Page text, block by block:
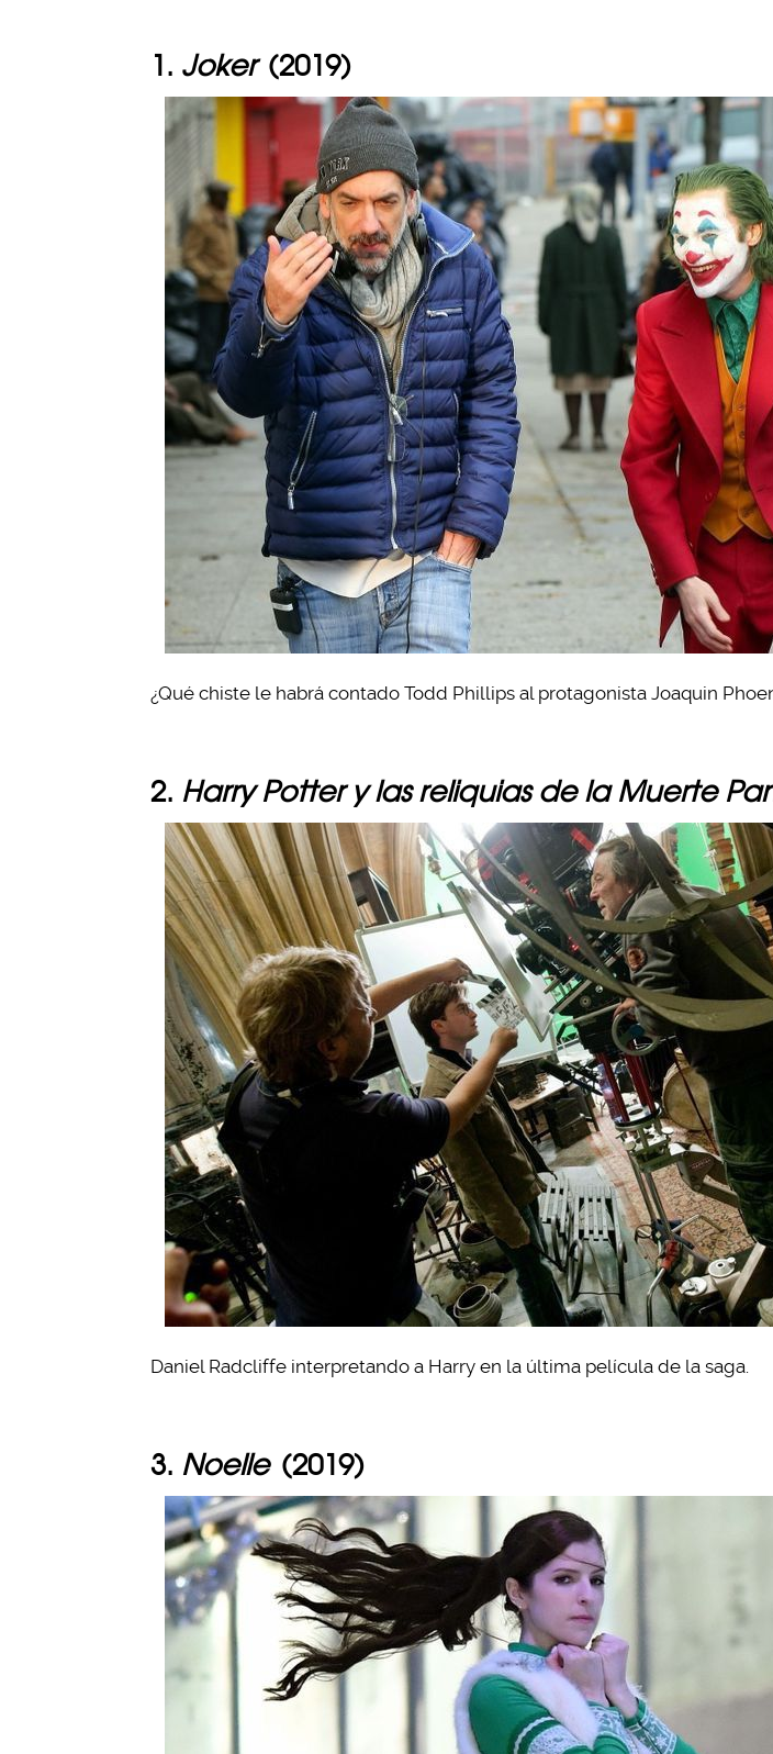
1. Joker(2019)
¿Qué chiste le habrá contado Todd Phillips al protagonista Joaquin
2. Harry Potter y las reliquias de la Muerte
Daniel Radcliffe interpretando a Harry en la última película de la saga.
3. Noelle (2019)